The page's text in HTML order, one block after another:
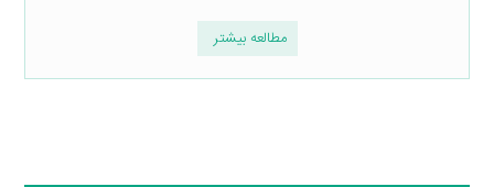
مطالعه بیشتر